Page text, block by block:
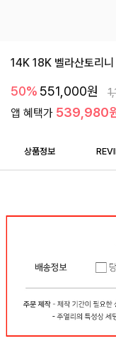
14K 18K 벨라산토리니
50% 551,000원
앱 혜택가 539,980
상품정보